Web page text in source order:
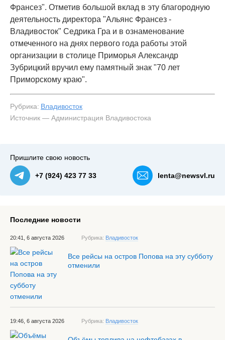
Франсез". Отметив большой вклад в эту благородную
деятельность директора "Альянс Франсез -
Владивосток" Седрика Гра и в ознаменование
отмеченного на днях первого года работы этой
организации в столице Приморья Александр
Зубрицкий вручил ему памятный знак "70 лет
Приморскому краю".
Рубрика: Владивосток
Источник — Администрация Владивостока
#2 Города Марсель, Брест и Нумеа могут стать
побратимами Владивостока — NewsVL.ru
Пришлите свою новость
+7 (924) 423 77 33 lenta@newsvl.ru
Последние новости
20:41, 6 августа 2026 Рубрика: Владивосток
Все рейсы на остров Попова на эту субботу
отменили
19:46, 6 августа 2026 Рубрика: Владивосток